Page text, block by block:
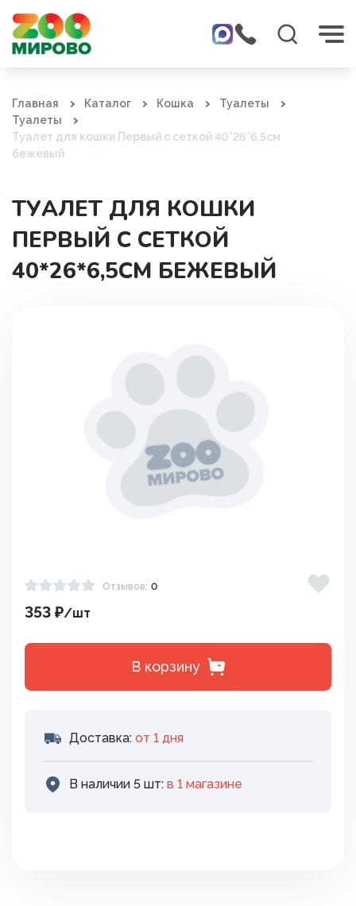
Главная Каталог Кошка
Туалеты
Туалеты
Туалет для кошки Первый с сеткой 40*26*6,5см
бежевый
ТУАЛЕТ ДЛЯ КОШКИ
ПЕРВЫЙ С СЕТКОЙ
40*26*6,5СМ БЕЖЕВЫЙ
Отзывов: 0
353 ₽/шт
В корзину
Доставка: от 1 дня
В наличии 5 шт: в 1 магазинe